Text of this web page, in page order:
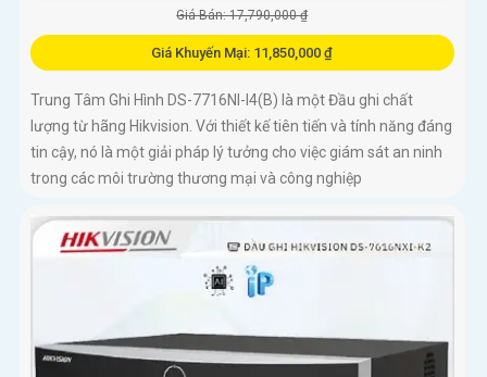
Giá Bán: 17,790,000 ₫
Giá Khuyến Mại: 11,850,000 ₫
Trung Tâm Ghi Hình DS-7716NI-I4(B) là một Đầu ghi chất
lượng từ hãng Hikvision. Với thiết kế tiên tiến và tính năng đáng
tin cậy, nó là một giải pháp lý tưởng cho việc giám sát an ninh
trong các môi trường thương mại và công nghiệp